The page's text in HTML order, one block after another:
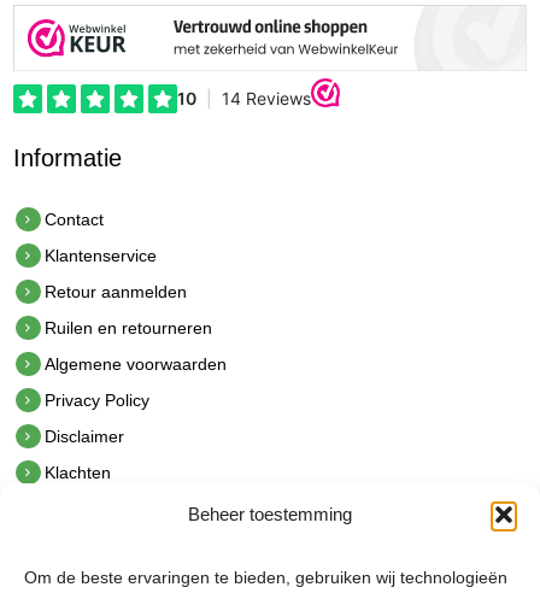
Beheer toestemming
Om de beste ervaringen te bieden, gebruiken wij technologieën
Informatie
Contact
Klantenservice
Retour aanmelden
Ruilen en retourneren
Algemene voorwaarden
Privacy Policy
Disclaimer
Klachten
hetindustriehuis B.V.